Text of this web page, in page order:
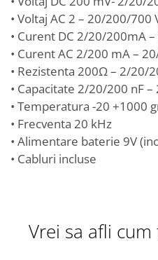
• Voltaj AC 2 – 20/200/700
• Curent DC 2/20/200mA –
• Curent AC 2/200 mA –
• Rezistenta 200Ω – 2/20/
• Capacitate 2/20/200 nF
• Temperatura -20 +1000
• Frecventa 20 kHz
• Alimentare baterie 9V
• Cabluri incluse
Vrei sa afli